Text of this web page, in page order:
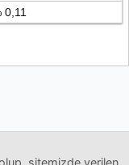
0,11
sitemizde verilen